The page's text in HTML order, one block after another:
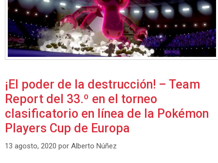
¡El poder de la destrucción! – Team
Report del 33.º en el torneo
clasificatorio en línea de la Pokémon
Players Cup de Europa
13 agosto, 2020 por Alberto Núñez